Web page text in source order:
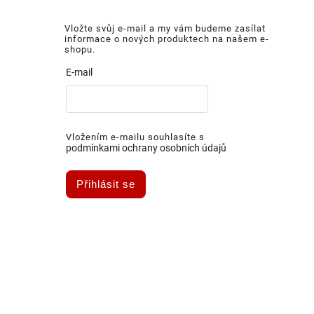
Vložte svůj e-mail a my vám budeme zasílat
informace o nových produktech na našem e-
shopu.
E-mail
Vložením e-mailu souhlasíte s
podmínkami ochrany osobních údajů
Přihlásit se